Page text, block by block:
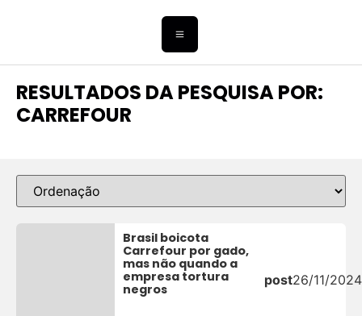
RESULTADOS DA PESQUISA POR:
CARREFOUR
Brasil boicota
Carrefour por gado,
mas não quando a
empresa tortura
negros
post26/11/2024